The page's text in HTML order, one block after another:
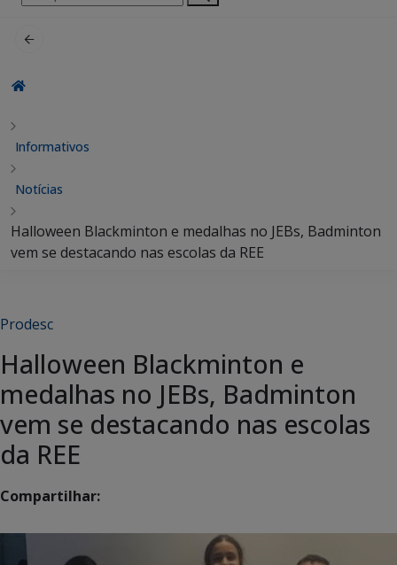
por:
Informativos
Notícias
Halloween Blackminton e medalhas no JEBs, Badminton
vem se destacando nas escolas da REE
Prodesc
Halloween Blackminton e
medalhas no JEBs, Badminton
vem se destacando nas escolas
da REE
Compartilhar: